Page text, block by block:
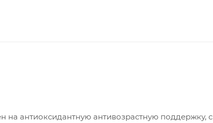
антиоксидантную антивозрастную поддержку,